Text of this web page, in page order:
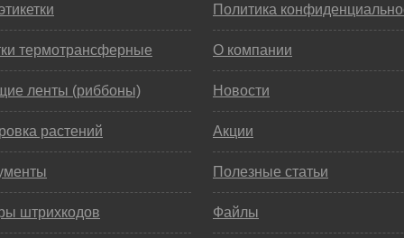
термотрансферные
ленты (риббоны)
растений
штрихкодов
Политика
О компании
Новости
Акции
Полезные статьи
Файлы